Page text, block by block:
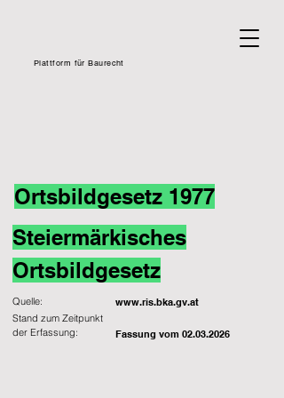
Plattform für Baurecht
Ortsbildgesetz 1977
Steiermärkisches
Ortsbildgesetz
Quelle: www.ris.bka.gv.at
Fassung vom 02.03.2026
Stand zum Zeitpunkt
der Erfassung: